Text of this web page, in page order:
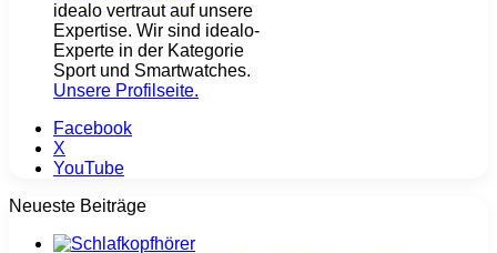
idealo vertraut auf unsere
Expertise. Wir sind idealo-
Experte in der Kategorie
Sport und Smartwatches.
Unsere Profilseite.
Facebook
X
YouTube
Neueste Beiträge